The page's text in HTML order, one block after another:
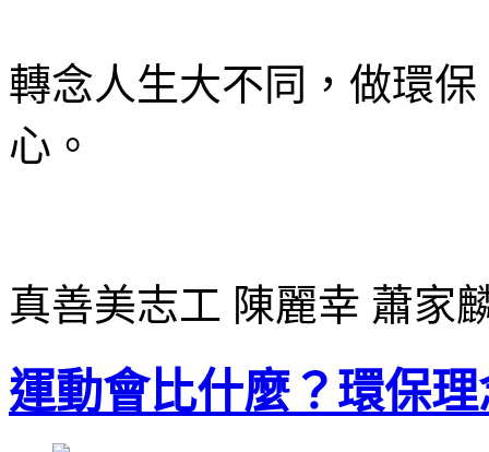
轉念人生大不同，做環
心。
真善美志工 陳麗幸 蕭家
運動會比什麼？環保